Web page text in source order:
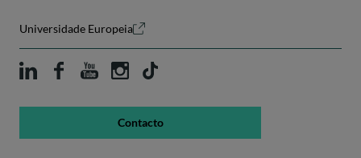
Universidade Europeia
Contacto